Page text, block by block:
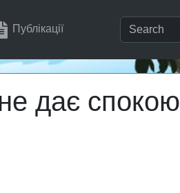
Публікації
дає спокою